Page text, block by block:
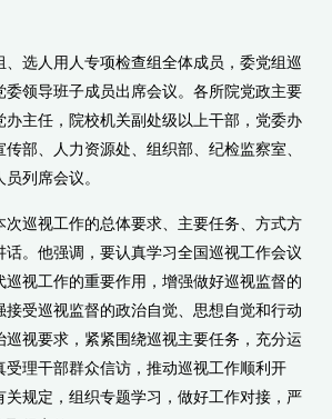
、选人用人专项检查组全体成员，委党组巡
委领导班子成员出席会议。各所院党政主要
办主任，院校机关副处级以上干部，党委办
部、人力资源处、组织部、纪检监察室、
列席会议。
次巡视工作的总体要求、主要任务、方式方
。他强调，要认真学习全国巡视工作会议
视工作的重要作用，增强做好巡视监督的
受巡视监督的政治自觉、思想自觉和行动
巡视要求，紧紧围绕巡视主要任务，充分运
受理干部群众信访，推动巡视工作顺利开
关规定，组织专题学习，做好工作对接，严